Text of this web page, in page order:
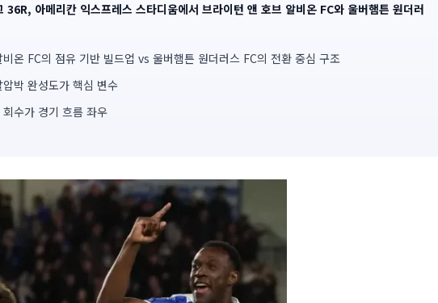
아메리칸 익스프레스 스타디움에서 브라이턴 앤 호브 알비온 FC와 울버햄튼 원더러
온 FC의 점유 기반 빌드업 vs 울버햄튼 원더러스 FC의 전환 중심 구조
박 완성도가 핵심 변수
수가 경기 흐름 좌우